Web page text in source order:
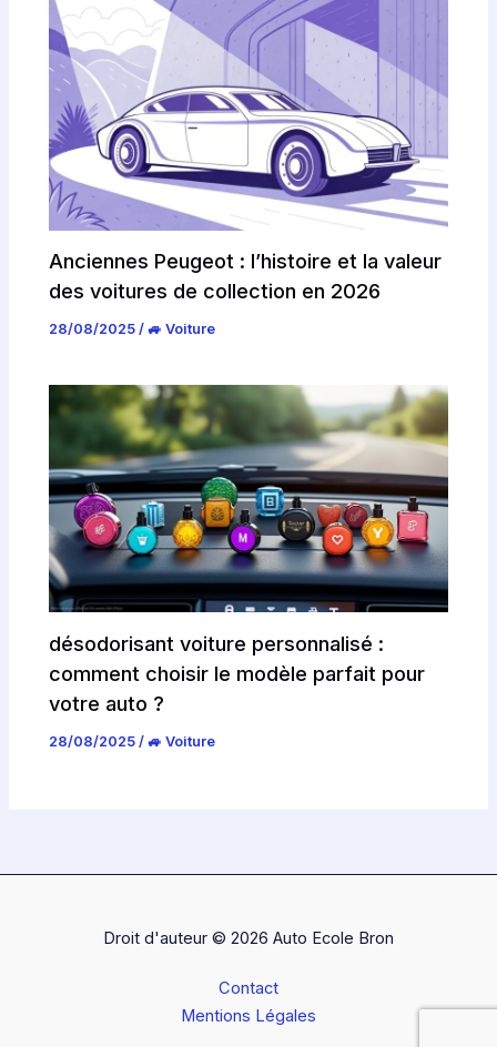
Anciennes Peugeot : l’histoire et la valeur
des voitures de collection en 2026
28/08/2025/🚙 Voiture
désodorisant voiture personnalisé :
comment choisir le modèle parfait pour
votre auto ?
28/08/2025/🚙 Voiture
Droit d'auteur © 2026 Auto Ecole Bron
Contact
Mentions Légales